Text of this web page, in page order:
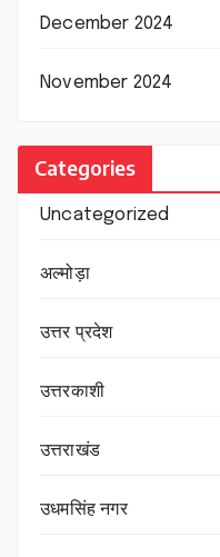
December 2024
November 2024
Categories
Uncategorized
अल्मोड़ा
उत्तर प्रदेश
उत्तरकाशी
उत्तराखंड
उधमसिंह नगर